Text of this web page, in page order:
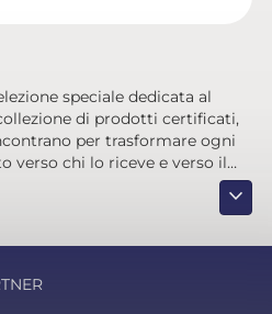
speciale dedicata al
di prodotti certificati,
per trasformare ogni
verso chi lo riceve e verso il
expand_more